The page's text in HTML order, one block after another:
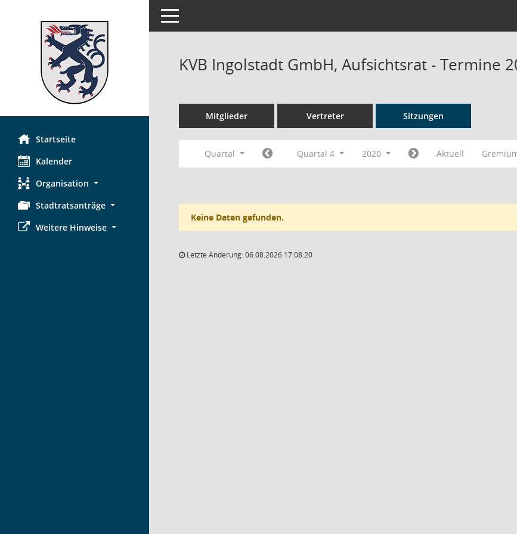
Startseite
Kalender
Organisation
Stadtratsanträge
Weitere Hinweise
Toggle navigation
KVB Ingolstadt GmbH, Aufsichtsrat - Termine
Mitglieder Vertreter Sitzungen
Quartal Quartal 4 2020 Aktuell
Keine Daten gefunden.
Letzte Änderung: 06.08.2026 17:08:20